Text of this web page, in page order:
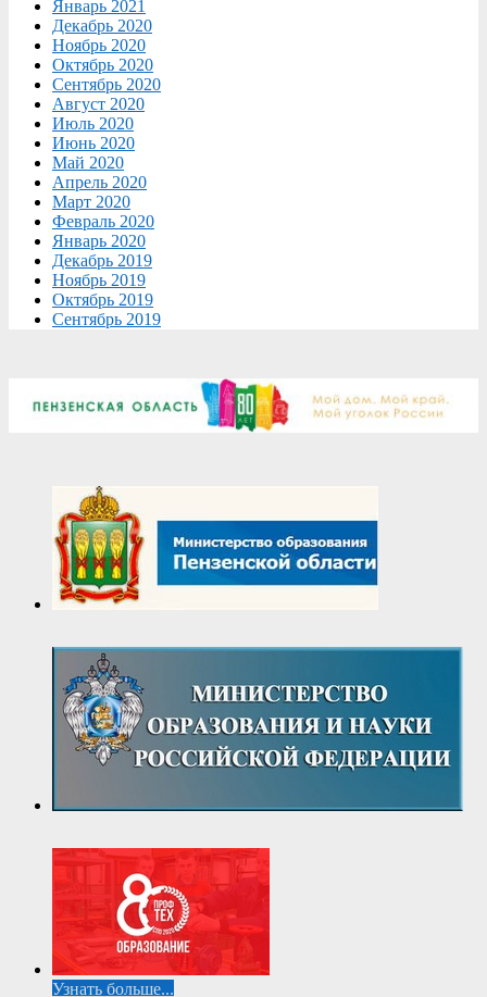
Январь 2021
Декабрь 2020
Ноябрь 2020
Октябрь 2020
Сентябрь 2020
Август 2020
Июль 2020
Июнь 2020
Май 2020
Апрель 2020
Март 2020
Февраль 2020
Январь 2020
Декабрь 2019
Ноябрь 2019
Октябрь 2019
Сентябрь 2019
Узнать больше...